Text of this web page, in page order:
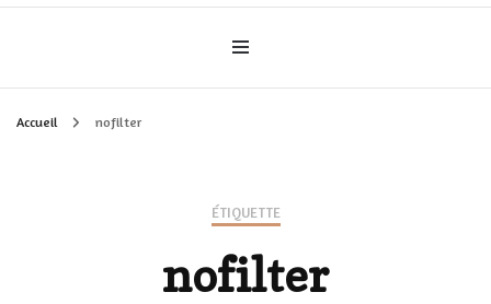
Accueil nofilter
ÉTIQUETTE
nofilter